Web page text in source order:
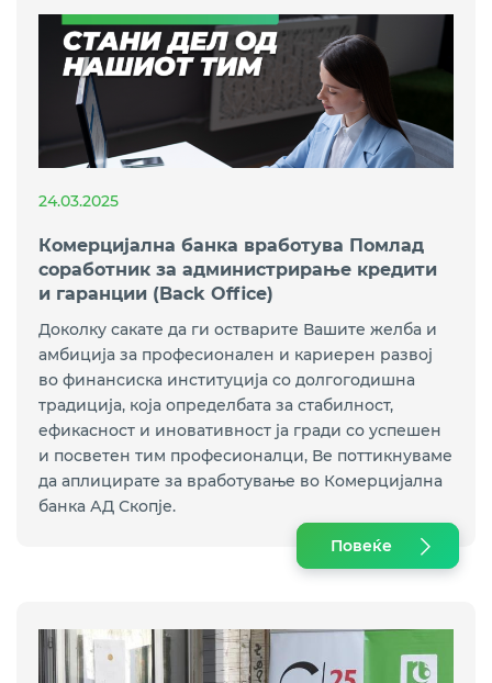
24.03.2025
Комерцијална банка вработува Помлад
соработник за администрирање кредити
и гаранции (Back Office)
Доколку сакате да ги остварите Вашите желба и
амбиција за професионален и кариерен развој
во финансиска институција со долгогодишна
традиција, која определбата за стабилност,
ефикасност и иновативност ја гради со успешен
и посветен тим професионалци, Ве поттикнуваме
да аплицирате за вработување во Комерцијална
банка АД Скопје.
Повеќе